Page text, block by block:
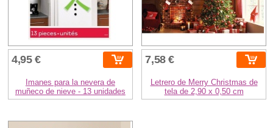
4,95 €
Imanes para la nevera de
muñeco de nieve - 13 unidades
7,58 €
Letrero de Merry Christmas de
tela de 2,90 x 0,50 cm